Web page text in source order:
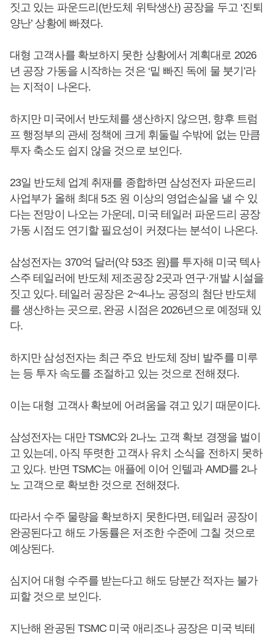
짓고 있는 파운드리(반도체 위탁생산) 공장을 두고 ‘진퇴
양난’ 상황에 빠졌다.
대형 고객사를 확보하지 못한 상황에서 계획대로 2026
년 공장 가동을 시작하는 것은 ‘밑 빠진 독에 물 붓기’라
는 지적이 나온다.
하지만 미국에서 반도체를 생산하지 않으면, 향후 트럼
프 행정부의 관세 정책에 크게 휘둘릴 수밖에 없는 만큼
투자 축소도 쉽지 않을 것으로 보인다.
23일 반도체 업계 취재를 종합하면 삼성전자 파운드리
사업부가 올해 최대 5조 원 이상의 영업손실을 낼 수 있
다는 전망이 나오는 가운데, 미국 테일러 파운드리 공장
가동 시점도 연기할 필요성이 커졌다는 분석이 나온다.
삼성전자는 370억 달러(약 53조 원)를 투자해 미국 텍사
스주 테일러에 반도체 제조공장 2곳과 연구·개발 시설을
짓고 있다. 테일러 공장은 2~4나노 공정의 첨단 반도체
를 생산하는 곳으로, 완공 시점은 2026년으로 예정돼 있
다.
하지만 삼성전자는 최근 주요 반도체 장비 발주를 미루
는 등 투자 속도를 조절하고 있는 것으로 전해졌다.
이는 대형 고객사 확보에 어려움을 겪고 있기 때문이다.
삼성전자는 대만 TSMC와 2나노 고객 확보 경쟁을 벌이
고 있는데, 아직 뚜렷한 고객사 유치 소식을 전하지 못하
고 있다. 반면 TSMC는 애플에 이어 인텔과 AMD를 2나
노 고객으로 확보한 것으로 전해졌다.
따라서 수주 물량을 확보하지 못한다면, 테일러 공장이
완공된다고 해도 가동률은 저조한 수준에 그칠 것으로
예상된다.
심지어 대형 수주를 받는다고 해도 당분간 적자는 불가
피할 것으로 보인다.
지난해 완공된 TSMC 미국 애리조나 공장은 미국 빅테